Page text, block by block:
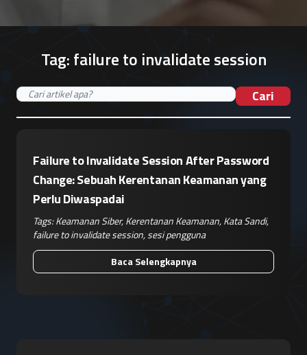
Tag:failure to invalidate session
Cari
Failure to Invalidate Session After Password
Change: Sebuah Kerentanan Keamanan yang
Perlu Diwaspadai
Tags:Keamanan Siber,Kerentanan Keamanan,Kata Sandi,
failure to invalidate session,sesi pengguna
Baca Selengkapnya